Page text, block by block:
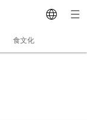
食文化